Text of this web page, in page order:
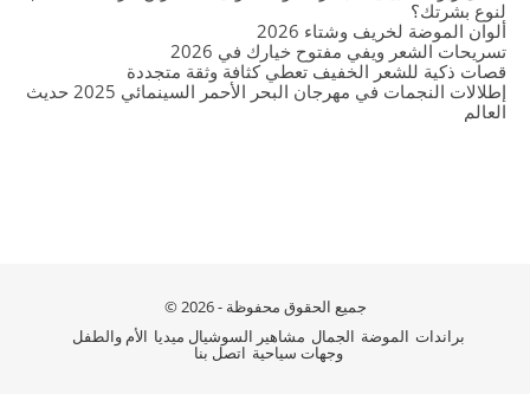
لنوع بشرتك؟
ألوان الموضة لخريف وشتاء 2026
تسريحات الشعر ويفي مفتوح خيارك في 2026
قصات ذكية للشعر الخفيف تعطي كثافة وثقة متجددة
إطلالات النجمات في مهرجان البحر الأحمر السينمائي 2025 حديث
العالم
جميع الحقوق محفوظة - 2026 ©
براندات الموضة الجمال مشاهير السوشيال ميديا الأم والطفل
وجهات سياحية اتصل بنا